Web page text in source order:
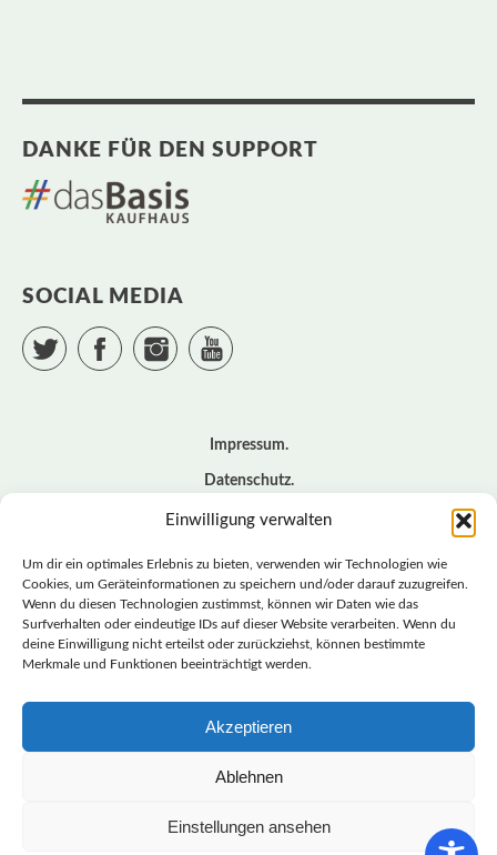
Einwilligung verwalten
Um dir ein optimales Erlebnis zu bieten, verwenden wir Technologien wie
Cookies, um Geräteinformationen zu speichern und/oder darauf zuzugreifen.
Wenn du diesen Technologien zustimmst, können wir Daten wie das
Surfverhalten oder eindeutige IDs auf dieser Website verarbeiten. Wenn du
deine Einwilligung nicht erteilst oder zurückziehst, können bestimmte
Merkmale und Funktionen beeinträchtigt werden.
Akzeptieren
Ablehnen
Einstellungen ansehen
DANKE FÜR DEN SUPPORT
SOCIAL MEDIA
Twitter Facebook Instagram
Impressum
Datenschutz
Cookie – Richtlinie (EU)
© BASISDEMOKRATISCHE PARTEI DEUTSCHLAND *
LANDESVERBAND SACHSEN
LANDESVERBAND
SACHSEN | DIEBASIS
BASISDEMOKRATISCHE PARTEI DEUTSCHLAND –